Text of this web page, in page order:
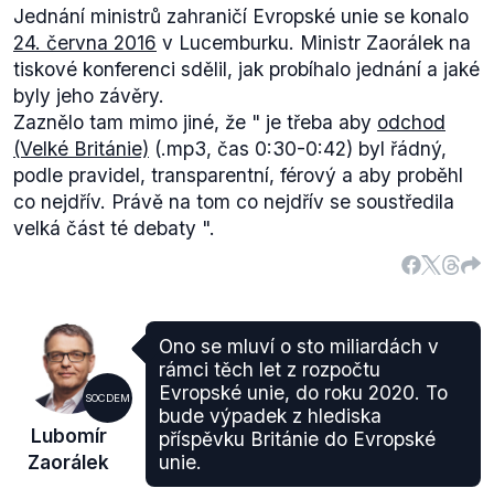
Jednání ministrů zahraničí Evropské unie se konalo
24. června 2016 v Lucemburku. Ministr Zaorálek na
tiskové konferenci sdělil, jak probíhalo jednání a jaké
byly jeho závěry.
Zaznělo tam mimo jiné, že " je třeba aby odchod
(Velké Británie) (.mp3, čas 0:30-0:42) byl řádný,
podle pravidel, transparentní, férový a aby proběhl
co nejdřív. Právě na tom co nejdřív se soustředila
velká část té debaty ".
SOCDEM
Lubomír
Zaorálek
Ono se mluví o sto miliardách v
rámci těch let z rozpočtu
Evropské unie, do roku 2020. To
bude výpadek z hlediska
příspěvku Británie do Evropské
unie.